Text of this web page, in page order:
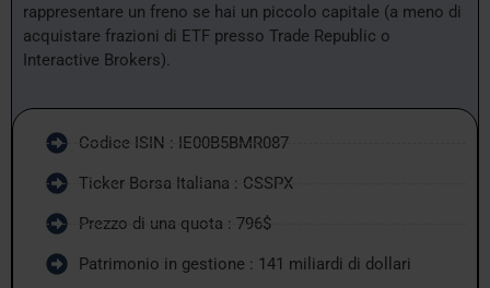
rappresentare un freno se hai un piccolo capitale (a meno di
acquistare frazioni di ETF presso Trade Republic o
Interactive Brokers).
Codice ISIN : IE00B5BMR087
Ticker Borsa Italiana : CSSPX
Prezzo di una quota : 796$
Patrimonio in gestione : 141 miliardi di dollari